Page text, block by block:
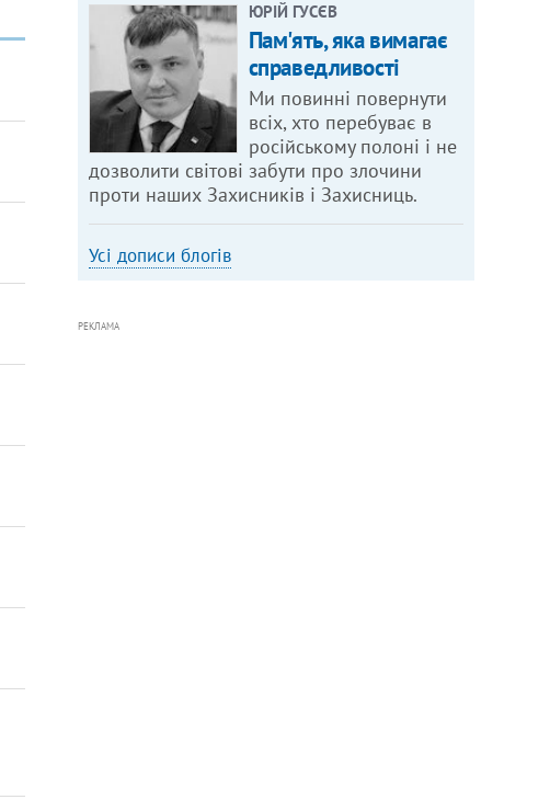
ЮРІЙ ГУСЄВ
Пам'ять, яка вимагає
справедливості
Ми повинні повернути
всіх, хто перебуває в
російському полоні і не
дозволити світові забути про злочини
проти наших Захисників і Захисниць.
Усі дописи блогів
РЕКЛАМА